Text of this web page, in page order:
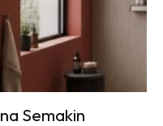
baja organik yang
sosial seperti MOl ikan,
Telur, Yakult dan
baja AB
Semakin